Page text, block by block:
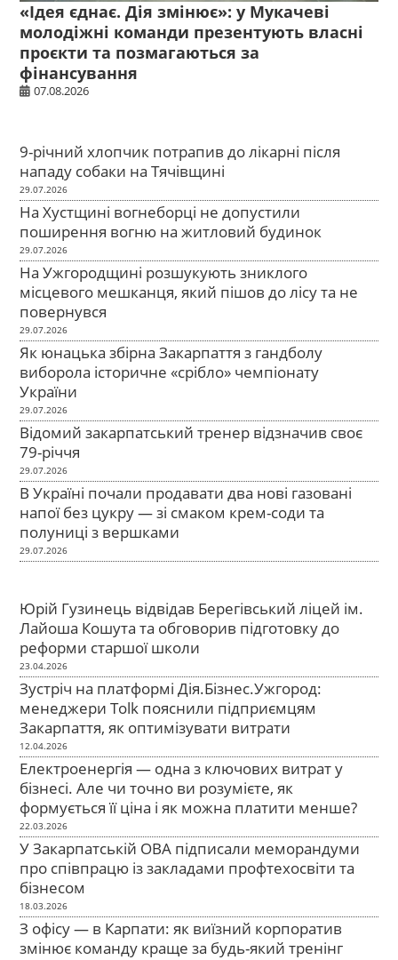
«Ідея єднає. Дія змінює»: у Мукачеві
молодіжні команди презентують власні
проєкти та позмагаються за
фінансування
07.08.2026
9-річний хлопчик потрапив до лікарні після
нападу собаки на Тячівщині
29.07.2026
На Хустщині вогнеборці не допустили
поширення вогню на житловий будинок
29.07.2026
На Ужгородщині розшукують зниклого
місцевого мешканця, який пішов до лісу та не
повернувся
29.07.2026
Як юнацька збірна Закарпаття з гандболу
виборола історичне «срібло» чемпіонату
України
29.07.2026
Відомий закарпатський тренер відзначив своє
79-річчя
29.07.2026
В Україні почали продавати два нові газовані
напої без цукру — зі смаком крем-соди та
полуниці з вершками
29.07.2026
Юрій Гузинець відвідав Берегівський ліцей ім.
Лайоша Кошута та обговорив підготовку до
реформи старшої школи
23.04.2026
Зустріч на платформі Дія.Бізнес.Ужгород:
менеджери Tolk пояснили підприємцям
Закарпаття, як оптимізувати витрати
12.04.2026
Електроенергія — одна з ключових витрат у
бізнесі. Але чи точно ви розумієте, як
формується її ціна і як можна платити менше?
22.03.2026
У Закарпатській ОВА підписали меморандуми
про співпрацю із закладами профтехосвіти та
бізнесом
18.03.2026
З офісу — в Карпати: як виїзний корпоратив
змінює команду краще за будь-який тренінг